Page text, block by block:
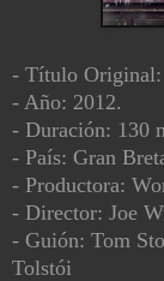
- Título Original:
- Año: 2012.
- Duración: 130
- País: Gran
- Productora:
- Director: Joe
- Guión: Tom
Tolstói